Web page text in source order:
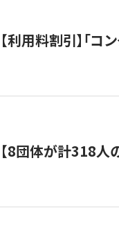
【利用料割引】「
【8団体が計318人